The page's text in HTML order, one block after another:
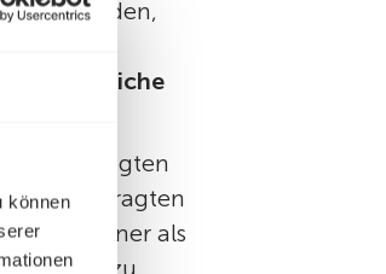
können
würden,
zusätzliche
ist, zeigten
der Befragten
seltener als
pro Jahr zu